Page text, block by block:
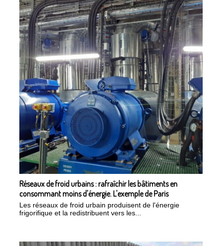
Réseaux de froid urbains : rafraîchir les bâtiments en
consommant moins d'énergie. L'exemple de Paris
Les réseaux de froid urbain produisent de l'énergie
frigorifique et la redistribuent vers les...